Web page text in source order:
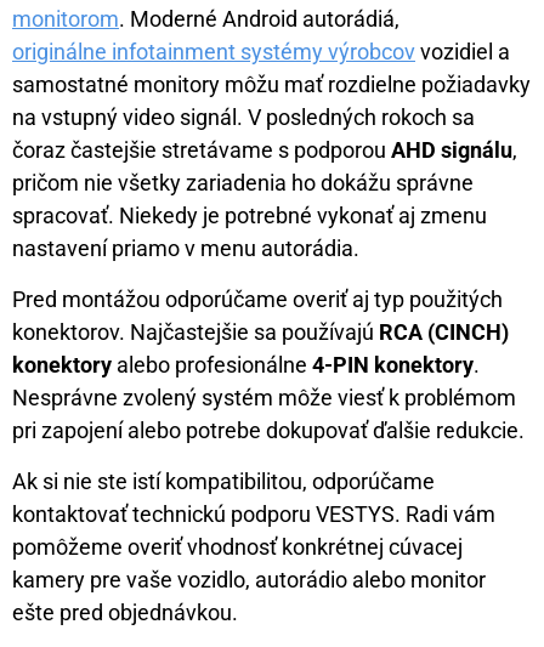
monitorom. Moderné Android autorádiá,
originálne infotainment systémy výrobcovvozidiel a
samostatné monitory môžu mať rozdielne požiadavky
na vstupný video signál. V posledných rokoch sa
čoraz častejšie stretávame s podporou AHD signálu,
pričom nie všetky zariadenia ho dokážu správne
spracovať. Niekedy je potrebné vykonať aj zmenu
nastavení priamo v menu autorádia.
Pred montážou odporúčame overiť aj typ použitých
konektorov. Najčastejšie sa používajú RCA (CINCH)
konektory alebo profesionálne 4-PIN konektory.
Nesprávne zvolený systém môže viesť k problémom
pri zapojení alebo potrebe dokupovať ďalšie redukcie.
Ak si nie ste istí kompatibilitou, odporúčame
kontaktovať technickú podporu VESTYS. Radi vám
pomôžeme overiť vhodnosť konkrétnej cúvacej
kamery pre vaše vozidlo, autorádio alebo monitor
ešte pred objednávkou.